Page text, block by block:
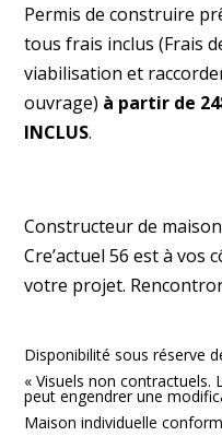
Permis de construire
tous frais inclus (Frais
viabilisation et
ouvrage) à partir de
INCLUS.
Constructeur de
Cre’actuel 56 est à vos
votre projet.
Disponibilité sous réserve
« Visuels non contractuels.
peut engendrer une
Maison individuelle